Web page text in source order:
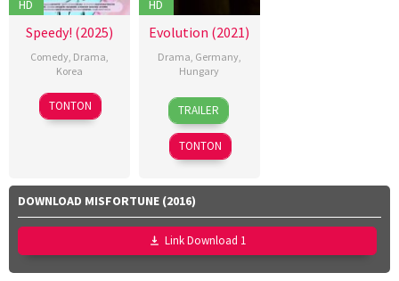
HD
Speedy! (2025)
Comedy, Drama,
Korea
5
Jul
Oh
Jiin
TONTON
HD
Evolution (2021)
Drama, Germany,
Hungary
1
Aug
2021
Kornél
Mundruczó
TRAILER
TONTON
DOWNLOAD MISFORTUNE (2016)
Link Download 1